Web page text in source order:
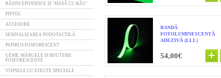
RĂȘINI EPOXIDICE ȘI "MASĂ CU RÂU"
PISTOL
ACCESORII
SEMNALIZAREA PODOTACTILĂ
PAPIRUS FOSFORESCENT
GEME, MĂRGELE ȘI BIJUTERII
FOSFORESCENTE
VOPSELE CU EFECTE SPECIALE
BANDĂ
FOTOLUMINESCENTĂ
ADEZIVĂ (LLL)
54,00€